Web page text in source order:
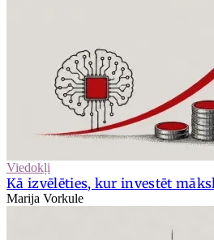
Viedokļi
Kā izvēlēties, kur investēt
Marija Vorkule